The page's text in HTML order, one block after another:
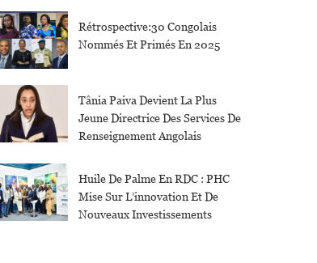
Rétrospective:30 Congolais
Nommés Et Primés En 2025
Tânia Paiva Devient La Plus
Jeune Directrice Des Services De
Renseignement Angolais
Huile De Palme En RDC : PHC
Mise Sur L’innovation Et De
Nouveaux Investissements